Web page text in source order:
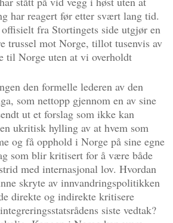
har reagert før etter svært lang tid.
fra Stortingets side utgjør en
trussel mot Norge, tillot tusenvis av
til Norge uten at vi overholdt
den formelle lederen av den
som nettopp gjennom en av sine
ut et forslag som ikke kan
ukritisk hylling av at hvem som
og få opphold i Norge på sine egne
som blir kritisert for å være både
med internasjonal lov. Hvordan
skryte av innvandringspolitikken
direkte og indirekte kritisere
siste vedtak?